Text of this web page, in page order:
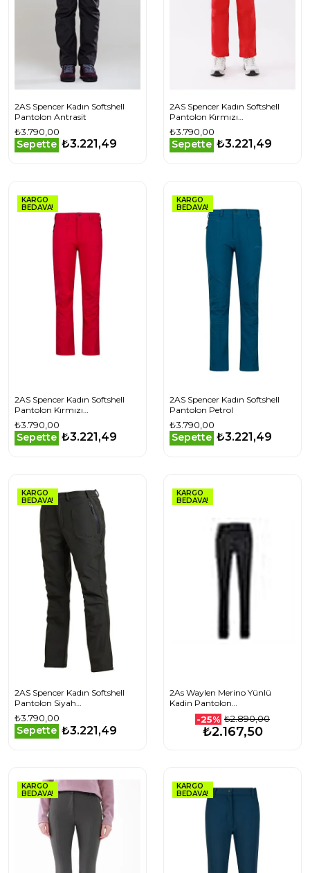
2AS Spencer Kadın Softshell
Pantolon Antrasit
₺3.790,00
Sepette ₺3.221,49
2AS Spencer Kadın Softshell
Pantolon Kırmızı
2ASSPENC0100115Q
₺3.790,00
Sepette ₺3.221,49
KARGO
BEDAVA!
2AS Spencer Kadın Softshell
Pantolon Kırmızı
2ASSPENC0100138X
₺3.790,00
Sepette ₺3.221,49
KARGO
BEDAVA!
2AS Spencer Kadın Softshell
Pantolon Petrol
₺3.790,00
Sepette ₺3.221,49
KARGO
BEDAVA!
2AS Spencer Kadın Softshell
Pantolon Siyah
2ASSPENC01001629
₺3.790,00
Sepette ₺3.221,49
KARGO
BEDAVA!
2As Waylen Merino Yünlü
Kadin Pantolon
2ASWAYWFBFW23
-25% ₺2.890,00
₺2.167,50
KARGO
BEDAVA!
KARGO
BEDAVA!